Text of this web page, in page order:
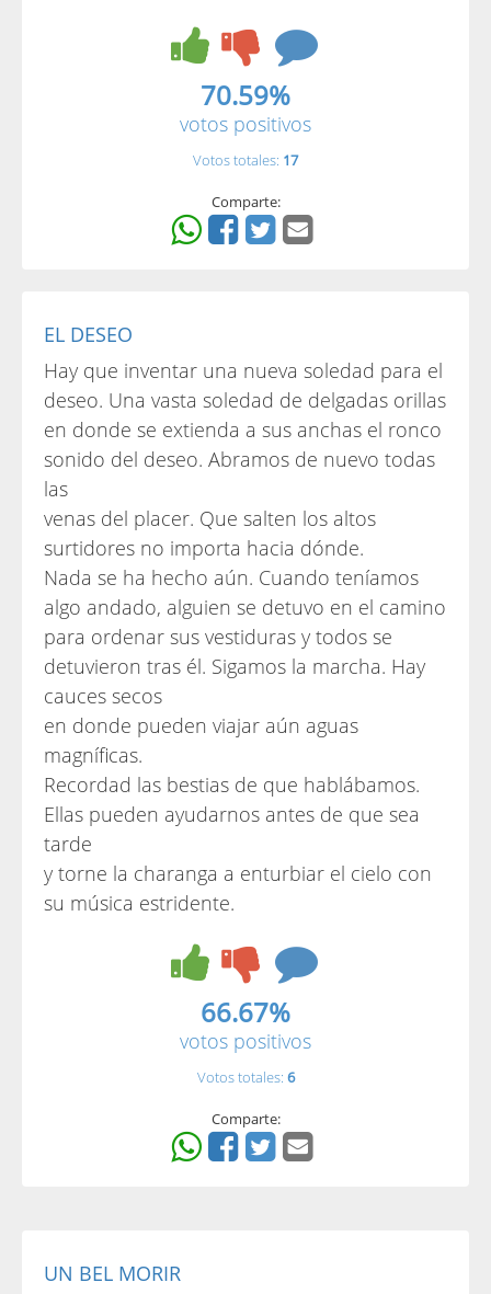
70.59%
votos positivos
Votos totales: 17
Comparte:
EL DESEO
Hay que inventar una nueva soledad para el
deseo. Una vasta soledad de delgadas orillas
en donde se extienda a sus anchas el ronco
sonido del deseo. Abramos de nuevo todas
las
venas del placer. Que salten los altos
surtidores no importa hacia dónde.
Nada se ha hecho aún. Cuando teníamos
algo andado, alguien se detuvo en el camino
para ordenar sus vestiduras y todos se
detuvieron tras él. Sigamos la marcha. Hay
cauces secos
en donde pueden viajar aún aguas
magníficas.
Recordad las bestias de que hablábamos.
Ellas pueden ayudarnos antes de que sea
tarde
y torne la charanga a enturbiar el cielo con
su música estridente.
66.67%
votos positivos
Votos totales: 6
Comparte:
UN BEL MORIR